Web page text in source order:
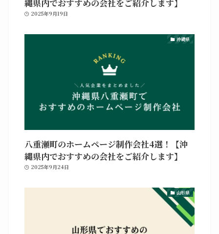
縄県内でおすすめの会社をご紹介します】
2025年9月19日
沖縄県
八重瀬町のホームページ制作会社4選！【沖
縄県内でおすすめの会社をご紹介します】
2025年9月24日
山形県